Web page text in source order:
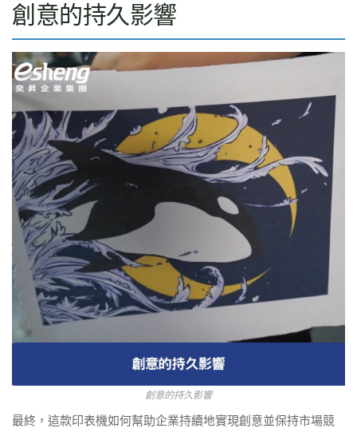
創意的持久影響
創意的持久影響
最終，這款印表機如何幫助企業持續地實現創意並保持市場競